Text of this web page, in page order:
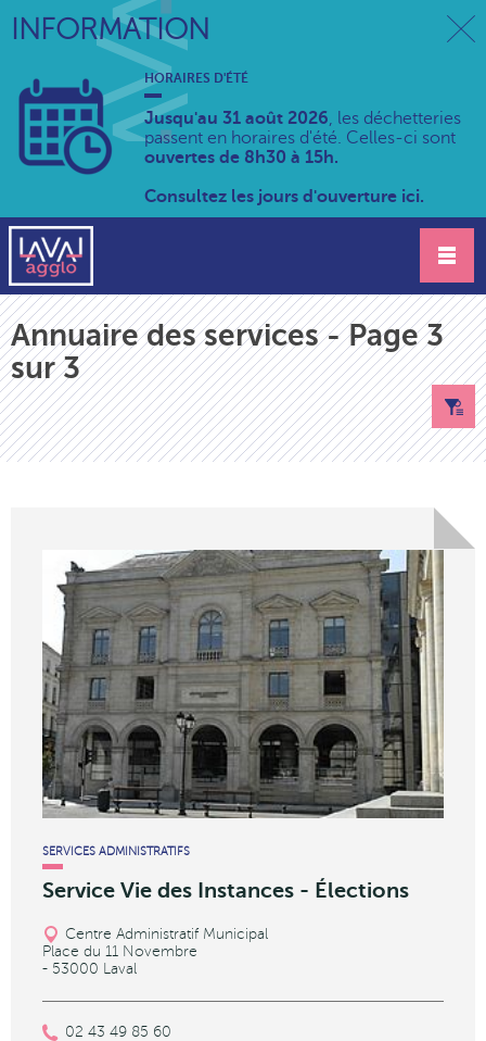
INFORMATION
HORAIRES D'ÉTÉ
Jusqu'au 31 août 2026, les déchetteries
passent en horaires d'été. Celles-ci sont
ouvertes de 8h30 à 15h.
Consultez les jours d'ouverture ici.
Annuaire des services - Page 3
sur 3
SERVICES ADMINISTRATIFS
Service Vie des Instances - Élections
Centre Administratif Municipal
Place du 11 Novembre
- 53000 Laval
02 43 49 85 60